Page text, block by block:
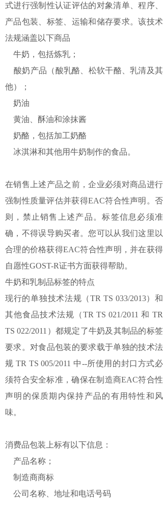
式进行强制性认证评估的对象清单、程序、
产品包装、标签、运输和储存要求。该技术
法规涵盖以下商品
牛奶，包括炼乳；
酸奶产品（酸乳酪、松软干酪、乳清及其
他）；
奶油
黄油、酥油和涂抹酱
奶酪，包括加工奶酪
冰淇淋和其他用牛奶制作的食品。
在销售上述产品之前，企业必须对商品进行
强制性质量评估并获得EAC符合性声明。否
则，禁止销售上述产品。标签信息必须准
确，不得误导购买者。您可以从我们这里以
合理的价格获得EAC符合性声明，并在获得
自愿性GOST-R证书方面获得帮助。
牛奶和乳制品标签的特点
现行的单独技术法规（TR TS 033/2013）和
其他食品技术法规（TR TS 021/2011 和 TR
TS 022/2011）都规定了牛奶及其制品的标签
要求。对食品包装的要求载于单独的技术法
规 TR TS 005/2011 中--所使用的封口方式必
须符合安全标准，确保在制造商EAC符合性
声明的保质期内保持产品的有用特性和风
味。
消费品包装上标有以下信息：
产品名称；
制造商商标
公司名称、地址和电话号码